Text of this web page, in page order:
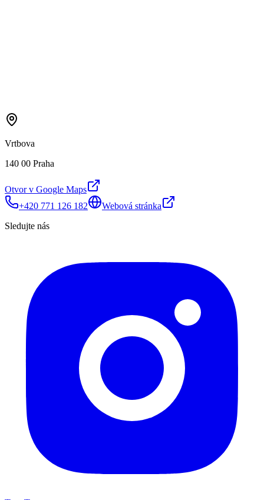
Vrtbova
140 00 Praha
Otvor v Google Maps
+420 771 126 182
Webová stránka
Sledujte nás